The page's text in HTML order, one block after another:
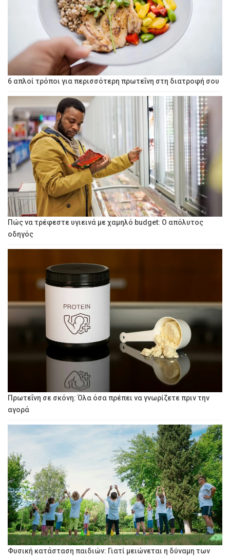
6 απλοί τρόποι για περισσότερη πρωτεΐνη στη διατροφή σου
Πώς να τρέφεστε υγιεινά με χαμηλό budget: Ο απόλυτος
οδηγός
Πρωτεΐνη σε σκόνη: Όλα όσα πρέπει να γνωρίζετε πριν την
αγορά
Φυσική κατάσταση παιδιών: Γιατί μειώνεται η δύναμη των